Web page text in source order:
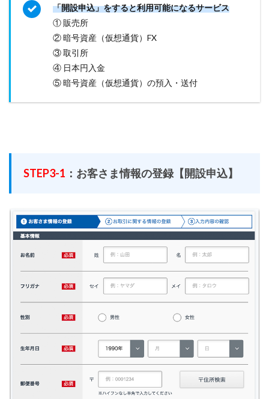
「開設申込」をすると利用可能になるサービス
① 販売所
② 暗号資産（仮想通貨）FX
③ 取引所
④ 日本円入金
⑤ 暗号資産（仮想通貨）の預入・送付
STEP3-1 ：お客さま情報の登録【開設申込】